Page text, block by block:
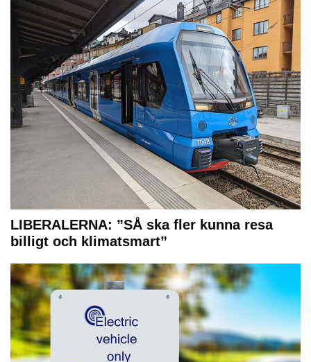
LIBERALERNA: ”SÅ ska fler kunna resa
billigt och klimatsmart”